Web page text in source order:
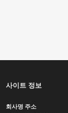
사이트 정보
회사명 주소